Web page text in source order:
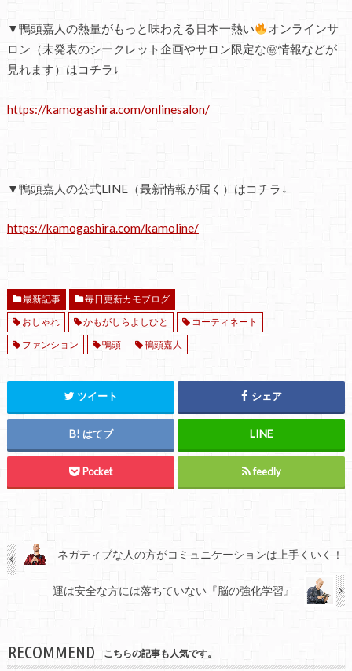
▼鴨頭嘉人の熱量がもっと味わえる日本一熱い
オンラインサ
ロン（未発表のシークレット企画やサロン限定な㊙情報などが
見れます）はコチラ↓
https://kamogashira.com/onlinesalon/
▼鴨頭嘉人の公式LINE（最新情報が届く）はコチラ↓
https://kamogashira.com/kamoline/
最新記事
毎日更新カモブログ
おしゃれ
かもがしらよしひと
コーティネート
ファンション
鴨頭 鴨頭嘉人
ツイート シェア
はてブ
Pocket feedly
ネガティブな人の方がコミュニケーションは上手くいく！
運は安全な方には落ちていない『脳の強化学習』
RECOMMEND こちらの記事も人気です。